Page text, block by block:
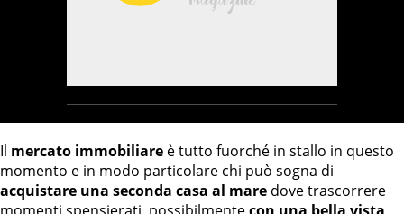
Il mercato immobiliare è tutto fuorché in stallo in questo
momento e in modo particolare chi può sogna di
acquistare una seconda casa al mare dove trascorrere